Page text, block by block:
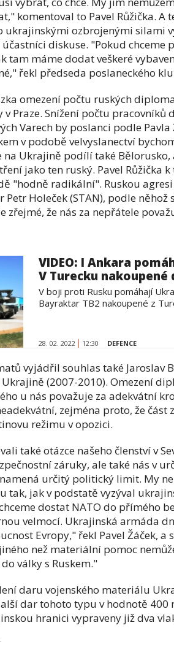
komentoval to Pavel Růžička. A
ukrajinskými ozbrojenými silami
diskuse. "Pokud
tam máme dodat veškeré
řekl předseda poslaneckého
omezení počtu ruských
Praze. Snížení počtu pracovníků
Varech by poslanci podle
v podobě velvyslanectví
na Ukrajině podílí také
jako ten ruský. Pavel Růžička
"hodně radikální". Ruskou
Holeček (STAN), podle něhož
zřejmé, že nás za nepřátele
VIDEO: I Ankara
V Turecku nakoupené
V boji proti Rusku pomáhají
Bayraktar TB2 nakoupené z
28. 02. 2022 12:30 DEFENCE
vyjádřil souhlas také Jaroslav
Ukrajině (2007-2010). Omezení
u nás považuje za adekvátní
zejména proto, že část
režimu v opozici.
také otázce našeho členství v
záruky, ale také nás v
určitý politický limit. My
tak, jak v podstatě vyzýval
dostat NATO do přímého
velmocí. Ukrajinská armáda
Evropy," řekl Pavel Žáček, a
než materiální pomoc
války s Ruskem."
daru vojenského materiálu
dar tohoto typu v hodnotě 400
hranici vypraveny již dva